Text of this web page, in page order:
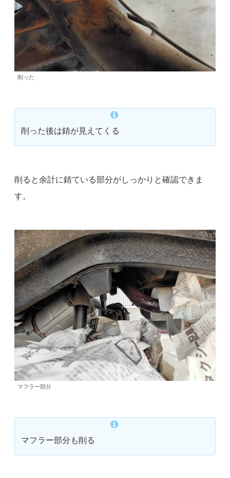
削った
削った後は錆が見えてくる
削ると余計に錆ている部分がしっかりと確認できま
す。
マフラー部分
マフラー部分も削る